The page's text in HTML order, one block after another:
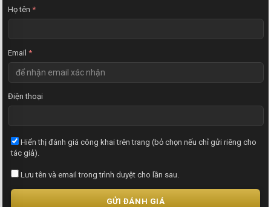
Họ tên *
Email *
Điện thoại
Hiển thị đánh giá công khai trên trang (bỏ chọn nếu chỉ gửi riêng cho
tác giả).
Lưu tên và email trong trình duyệt cho lần sau.
GỬI ĐÁNH GIÁ